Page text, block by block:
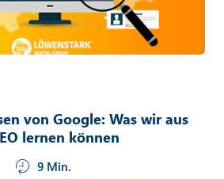
von Google: Was wir aus
lernen können
9 Min.